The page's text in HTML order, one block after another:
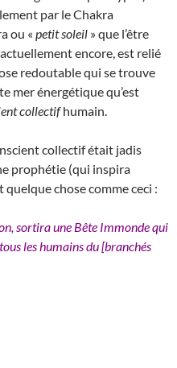
par le Chakra
ou « petit soleil » que l’être
encore, est relié
redoutable qui se trouve
mer énergétique qu’est
collectifhumain.
collectif était jadis
prophétie (qui inspira
chose comme ceci :
sortira une Bête Immonde qui
les humains du [branchés